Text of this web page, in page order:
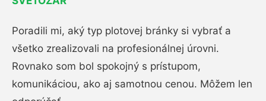
Poradili mi, aký typ plotovej bránky si vybrať a
všetko zrealizovali na profesionálnej úrovni.
Rovnako som bol spokojný s prístupom,
komunikáciou, ako aj samotnou cenou. Môžem len